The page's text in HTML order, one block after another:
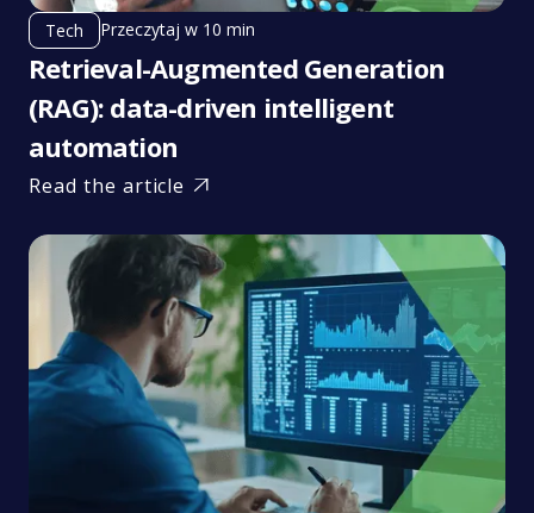
Tech Przeczytaj w 10 min
Retrieval-Augmented Generation
(RAG): data-driven intelligent
automation
Read the article 